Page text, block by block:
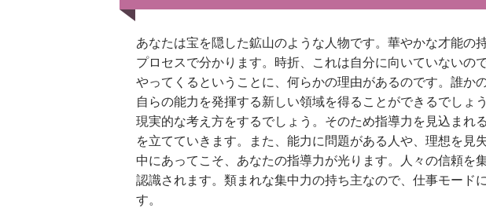
あなたは宝を隠した鉱山のような人物です。華やかな才能
プロセスで分かります。時折、これは自分に向いていないの
やってくるということに、何らかの理由があるのです。誰か
自らの能力を発揮する新しい領域を得ることができるでし
現実的な考え方をするでしょう。そのため指導力を見込ま
を立てていきます。また、能力に問題がある人や、理想を
中にあってこそ、あなたの指導力が光ります。人々の信頼を
認識されます。類まれな集中力の持ち主なので、仕事モード
す。